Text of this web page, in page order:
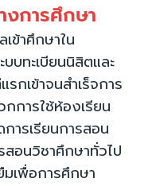
งการศึกษา
ข้าศึกษาใน
บทะเบียนนิสิตและ
กเข้าจนสำเร็จการ
การใช้ห้องเรียน
ารเรียนการสอน
สอนวิชาศึกษาทั่วไป
เพื่อการศึกษา